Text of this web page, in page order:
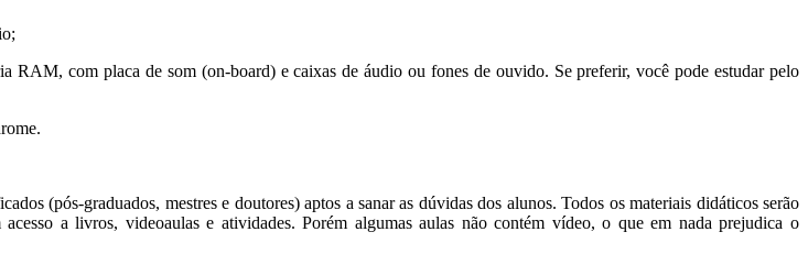
com placa de som (on-board) e caixas de áudio ou fones de ouvido. Se preferir, você pode estudar pelo
(pós-graduados, mestres e doutores) aptos a sanar as dúvidas dos alunos. Todos os materiais didáticos serão
a livros, videoaulas e atividades. Porém algumas aulas não contém vídeo, o que em nada prejudica o